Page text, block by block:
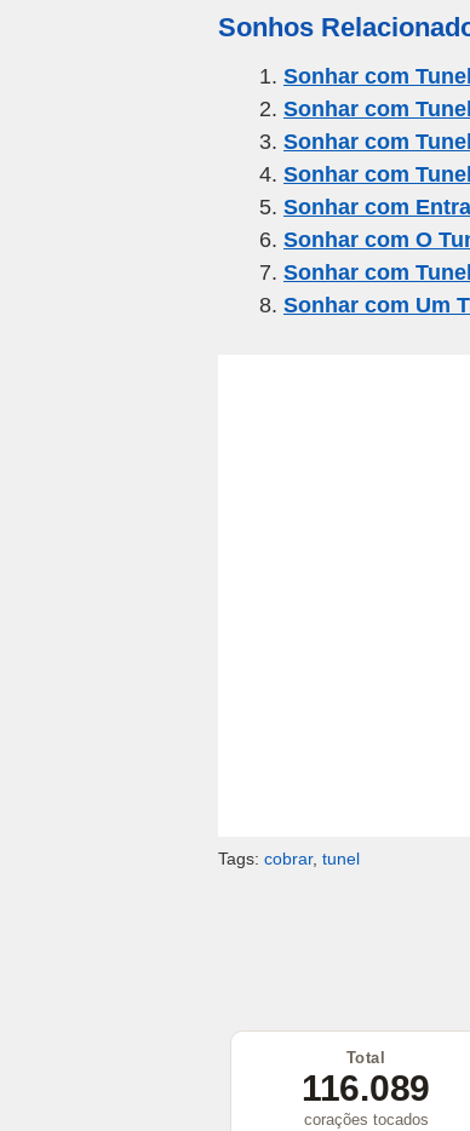
ail c
e
b
o
o
k
tt
er
e
gr
a
m
Sonhos
Sonhar com
Sonhar com
Sonhar com
Sonhar com
Sonhar com
Sonhar com O
Sonhar com
Sonhar com Um
Tags: cobrar, tunel
Total
116.089
corações tocados